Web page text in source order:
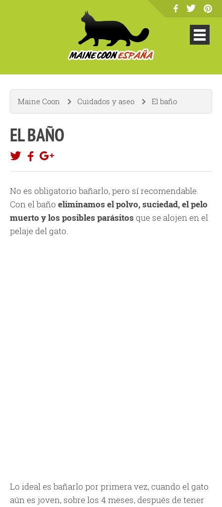
Maine Coon Cuidados y aseo El baño
EL BAÑO
No es obligatorio bañarlo, pero sí recomendable.
Con el baño eliminamos el polvo, suciedad, el pelo
muerto y los posibles parásitosque se alojen en el
pelaje del gato.
Lo ideal es bañarlo por primera vez, cuando el gato
aún es joven, sobre los 4 meses, después de tener